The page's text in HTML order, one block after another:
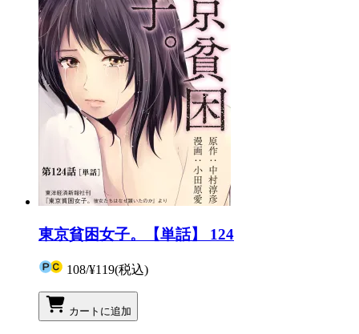
東京貧困女子。【単話】 124
108/¥119(税込)
カートに追加